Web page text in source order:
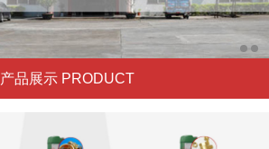
产品展示 PRODUCT